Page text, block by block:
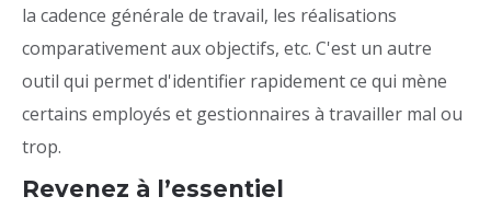
la cadence générale de travail, les réalisations
comparativement aux objectifs, etc. C'est un autre
outil qui permet d'identifier rapidement ce qui mène
certains employés et gestionnaires à travailler mal ou
trop.
Revenez à l’essentiel